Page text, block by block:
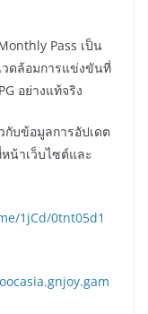
Pass เป็น
วดล้อมการแข่งขันที่
อย่างแท้จริง
กับข้อมูลการอัปเดต
น้าเว็บไซต์และ
1jCd/0tnt05d1